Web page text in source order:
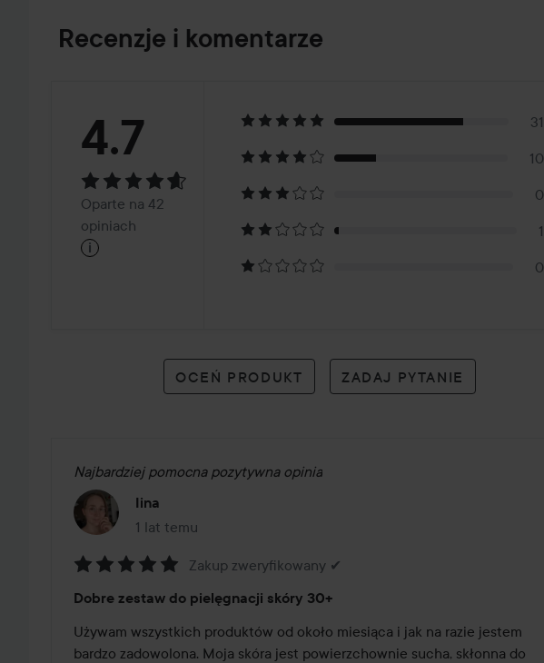
Recenzje i komentarze
Ocena:
4.7Oparte
na
opiniach
4.7
Oparte na 42
opiniach
i
31
10
0
1
0
OCEŃ PRODUKT ZADAJ PYTANIE
Najbardziej pomocna pozytywna opinia
Iina
1 lat temu
Post został utworzony 1 lat temu
5
z
5
Zakup zweryfikowany ✔
Dobre zestaw do pielęgnacji skóry 30+
Używam wszystkich produktów od około miesiąca i jak na razie jestem
bardzo zadowolona. Moja skóra jest powierzchownie sucha, skłonna do